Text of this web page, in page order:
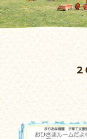
園概要・アクセス
施設案内